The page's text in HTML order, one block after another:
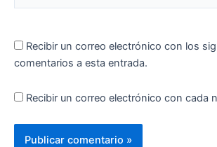
Recibir un correo electrónico con los
comentarios a esta entrada.
Recibir un correo electrónico con cada